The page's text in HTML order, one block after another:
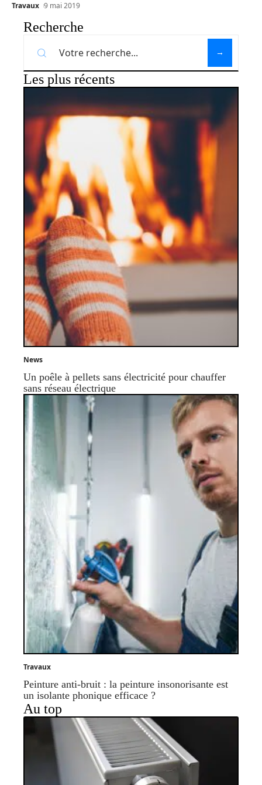
Travaux 9 mai 2019
Recherche
Les plus récents
News
Un poêle à pellets sans électricité pour chauffer
sans réseau électrique
Travaux
Peinture anti-bruit : la peinture insonorisante est
un isolante phonique efficace ?
Au top